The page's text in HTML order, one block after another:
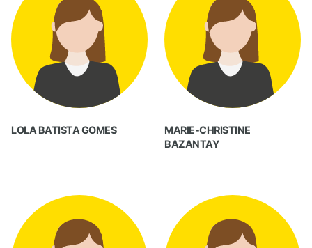
LOLA BATISTA GOMES
MARIE-CHRISTINE
BAZANTAY